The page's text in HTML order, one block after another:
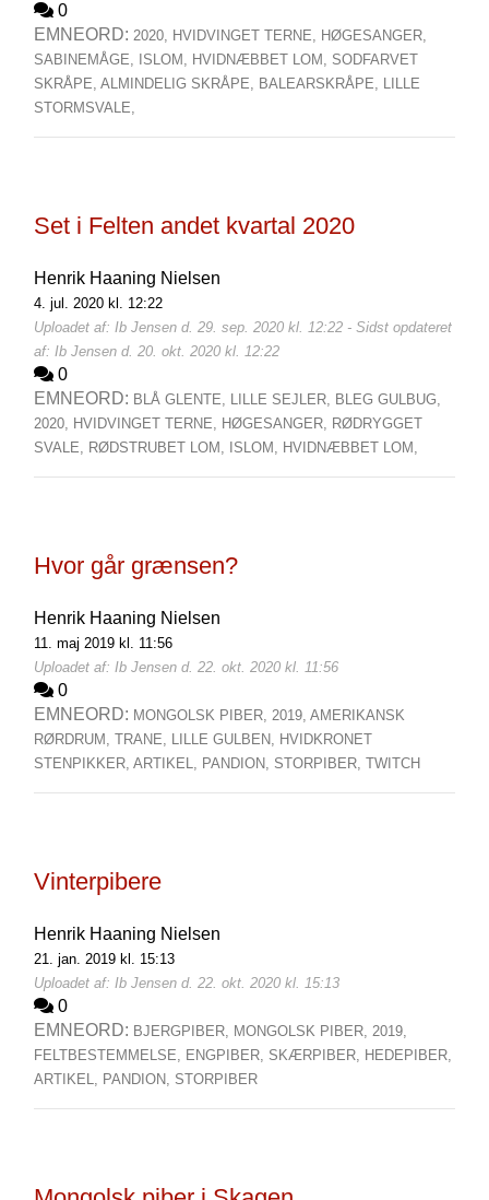
0
EMNEORD: 2020, HVIDVINGET TERNE, HØGESANGER,
SABINEMÅGE,
ISLOM, HVIDNÆBBET LOM, SODFARVET
SKRÅPE, ALMINDELIG SKRÅPE, BALEARSKRÅPE, LILLE
STORMSVALE,
Set i Felten andet kvartal 2020
Henrik Haaning Nielsen
4. jul. 2020 kl. 12:22
Uploadet af: Ib Jensen d. 29. sep. 2020 kl. 12:22 - Sidst opdateret
af: Ib Jensen d. 20. okt. 2020 kl. 12:22
0
EMNEORD: BLÅ GLENTE, LILLE SEJLER, BLEG GULBUG,
2020, HVIDVINGET TERNE, HØGESANGER, RØDRYGGET
SVALE, RØDSTRUBET LOM, ISLOM, HVIDNÆBBET LOM,
Hvor går grænsen?
Henrik Haaning Nielsen
11. maj 2019 kl. 11:56
Uploadet af: Ib Jensen d. 22. okt. 2020 kl. 11:56
0
EMNEORD: MONGOLSK PIBER, 2019, AMERIKANSK
RØRDRUM, TRANE, LILLE GULBEN, HVIDKRONET
STENPIKKER, ARTIKEL, PANDION, STORPIBER, TWITCH
Vinterpibere
Henrik Haaning Nielsen
21. jan. 2019 kl. 15:13
Uploadet af: Ib Jensen d. 22. okt. 2020 kl. 15:13
0
EMNEORD: BJERGPIBER, MONGOLSK PIBER, 2019,
FELTBESTEMMELSE, ENGPIBER, SKÆRPIBER, HEDEPIBER,
ARTIKEL, PANDION, STORPIBER